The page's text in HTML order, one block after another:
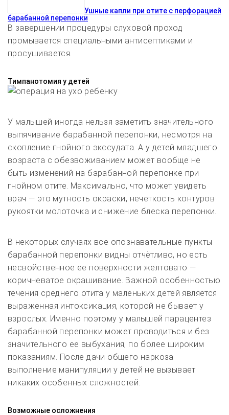
Ушные капли при отите с перфорацией
барабанной перепонки
В завершении процедуры слуховой проход
промывается специальными антисептиками и
просушивается.
Тимпанотомия у детей
У малышей иногда нельзя заметить значительного
выпячивание барабанной перепонки, несмотря на
скопление гнойного экссудата. А у детей младшего
возраста с обезвоживанием может вообще не
быть изменений на барабанной перепонке при
гнойном отите. Максимально, что может увидеть
врач — это мутность окраски, нечеткость контуров
рукоятки молоточка и снижение блеска перепонки.
В некоторых случаях все опознавательные пункты
барабанной перепонки видны отчётливо, но есть
несвойственное ее поверхности желтовато —
коричневатое окрашивание. Важной особенностью
течения среднего отита у маленьких детей является
выраженная интоксикация, которой не бывает у
взрослых. Именно поэтому у малышей парацентез
барабанной перепонки может проводиться и без
значительного ее выбухания, по более широким
показаниям. После дачи общего наркоза
выполнение манипуляции у детей не вызывает
никаких особенных сложностей.
Возможные осложнения